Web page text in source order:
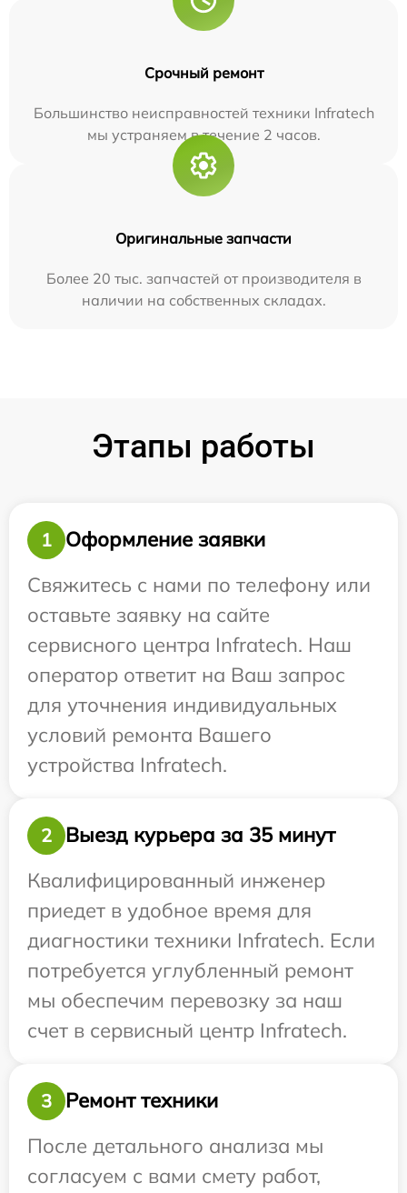
Срочный ремонт
Большинство неисправностей техники Infratech
мы устраняем в течение 2 часов.
Оригинальные запчасти
Более 20 тыс. запчастей от производителя в
наличии на собственных складах.
Этапы работы
1
Оформление заявки
Свяжитесь с нами по телефону или
оставьте заявку на сайте
сервисного центра Infratech. Наш
оператор ответит на Ваш запрос
для уточнения индивидуальных
условий ремонта Вашего
устройства Infratech.
2
Выезд курьера за 35 минут
Квалифицированный инженер
приедет в удобное время для
диагностики техники Infratech. Если
потребуется углубленный ремонт
мы обеспечим перевозку за наш
счет в сервисный центр Infratech.
3
Ремонт техники
После детального анализа мы
согласуем с вами смету работ,